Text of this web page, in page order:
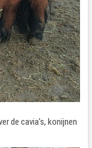
de cavia’s, konijnen